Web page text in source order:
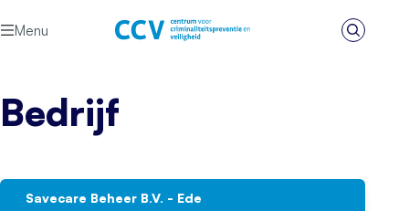
Menu
Zoeken
Bedrijf
Savecare Beheer B.V. - Ede